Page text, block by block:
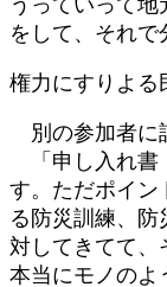
をして、それで
権力にすりよる
別の参加者に
「申し入れ書
す。ただポイン
る防災訓練、防
対してきてて、
本当にモノのよ